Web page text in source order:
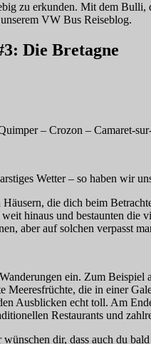
zu erkunden. Mit dem
VW Bus Reiseblog.
Die Bretagne
– Crozon – Camaret-
Wetter – so haben wir
Häusern, die dich beim
hinaus und bestaunten die
aber auf solchen verpasst
ein. Zum
Meeresfrüchte, die in einer
Ausblicken echt toll. Am
Restaurants und
dir, dass auch du